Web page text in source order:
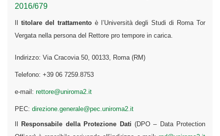
2016/679
titolare del trattamentoè l’Università degli Studi di Roma Tor
Vergata nella persona del Rettore pro tempore in carica.
Indirizzo: Via Cracovia 50, 00133, Roma (RM)
Telefono: +39 06 7259.8753
e-mail: rettore@uniroma2.it
PEC: direzione.generale@pec.uniroma2.it
Responsabile della Protezione Dati (DPO – Data Protection